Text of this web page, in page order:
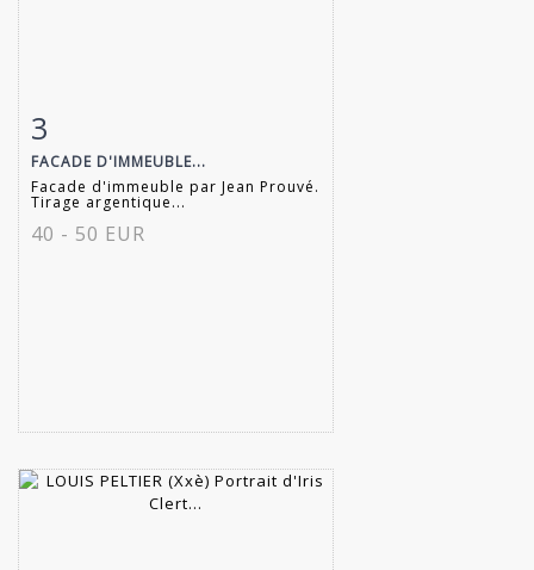
3
FACADE D'IMMEUBLE...
Facade d'immeuble par Jean Prouvé.
Tirage argentique...
40 - 50 EUR